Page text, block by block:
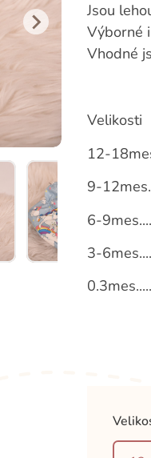
Jsou
Výborné
Vhodné
Velikosti
12-
9-
6-
3-